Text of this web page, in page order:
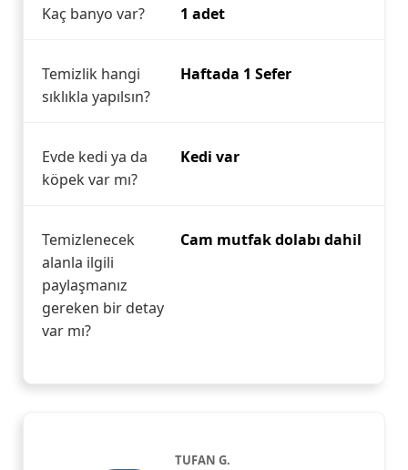
Kaç banyo var? 1 adet
Temizlik hangi
sıklıkla yapılsın?
Haftada 1 Sefer
Evde kedi ya da
köpek var mı?
Kedi var
Temizlenecek
alanla ilgili
paylaşmanız
gereken bir detay
var mı?
Cam mutfak dolabı dahil
TUFAN G.